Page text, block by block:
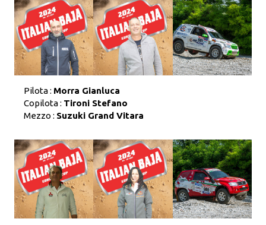
Pilota : Morra Gianluca
Copilota : Tironi Stefano
Mezzo : Suzuki Grand Vitara